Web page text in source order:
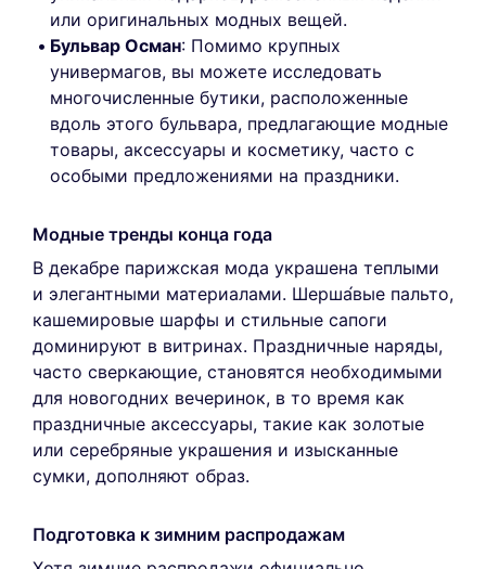
или оригинальных модных вещей.
Бульвар Осман: Помимо крупных
универмагов, вы можете исследовать
многочисленные бутики, расположенные
вдоль этого бульвара, предлагающие модные
товары, аксессуары и косметику, часто с
особыми предложениями на праздники.
Модные тренды конца года
В декабре парижская мода украшена теплыми
и элегантными материалами. Шерша́вые пальто,
кашемировые шарфы и стильные сапоги
доминируют в витринах. Праздничные наряды,
часто сверкающие, становятся необходимыми
для новогодних вечеринок, в то время как
праздничные аксессуары, такие как золотые
или серебряные украшения и изысканные
сумки, дополняют образ.
Подготовка к зимним распродажам